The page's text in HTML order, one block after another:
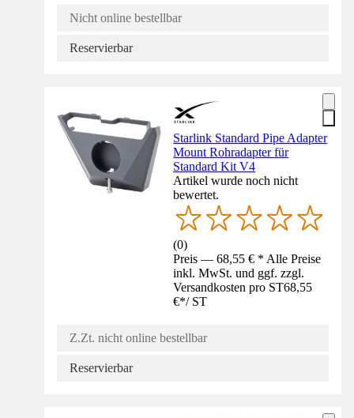
Nicht online bestellbar
Reservierbar
Starlink Standard Pipe Adapter
Mount Rohradapter für
Standard Kit V4
Artikel wurde noch nicht
bewertet.
(0)
Preis — 68,55 € * Alle Preise
inkl. MwSt. und ggf. zzgl.
Versandkosten pro ST68,55
€*/ ST
Z.Zt. nicht online bestellbar
Reservierbar